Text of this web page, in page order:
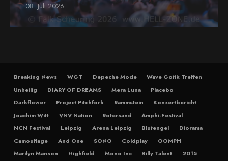
08. Juli 2026
Breaking News WGT Depeche Mode
Wave Gotik Treffen
Unheilig
DIARY OF DREAMS Mera Luna
Placebo
Darkflower
Project Pitchfork Rammstein
Konzertbericht
Joachim Witt
VNV Nation Rotersand
Amphi-Festival
NCN Festival
Leipzig Arena Leipzig Blutengel
Diorama
Camouflage
And One SONO Coldplay
OOMPH
Marilyn Manson
Highfield Mono Inc Billy Talent
2015